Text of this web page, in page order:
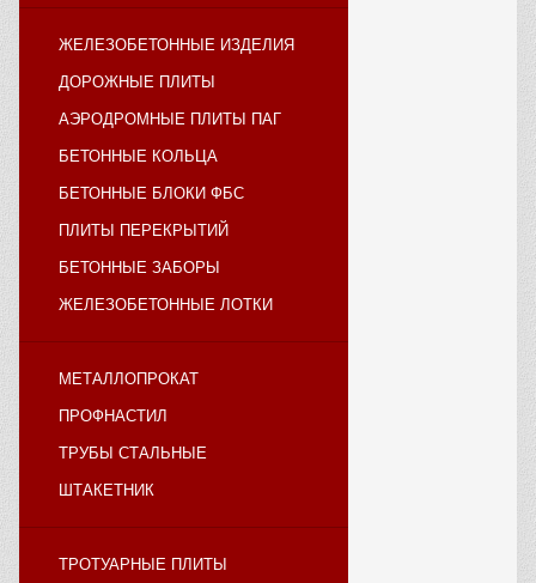
ЖЕЛЕЗОБЕТОННЫЕ ИЗДЕЛИЯ
ДОРОЖНЫЕ ПЛИТЫ
АЭРОДРОМНЫЕ ПЛИТЫ ПАГ
БЕТОННЫЕ КОЛЬЦА
БЕТОННЫЕ БЛОКИ ФБС
ПЛИТЫ ПЕРЕКРЫТИЙ
БЕТОННЫЕ ЗАБОРЫ
ЖЕЛЕЗОБЕТОННЫЕ ЛОТКИ
МЕТАЛЛОПРОКАТ
ПРОФНАСТИЛ
ТРУБЫ СТАЛЬНЫЕ
ШТАКЕТНИК
ТРОТУАРНЫЕ ПЛИТЫ